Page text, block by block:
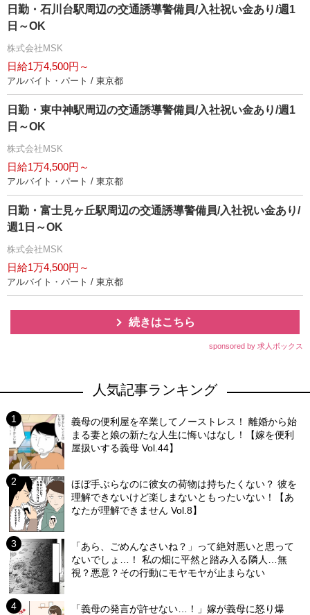
日勤・石川台駅周辺の交通誘導警備員/入社祝い金あり/週1
日～OK
株式会社MSK
日給1万4,500円～
アルバイト・パート / 東京都
日勤・東中神駅周辺の交通誘導警備員/入社祝い金あり/週1
日～OK
株式会社MSK
日給1万4,500円～
アルバイト・パート / 東京都
日勤・富士見ヶ丘駅周辺の交通誘導警備員/入社祝い金あり/
週1日～OK
株式会社MSK
日給1万4,500円～
アルバイト・パート / 東京都
続きはこちら
sponsored by 求人ボックス
人気記事ランキング
義母の便利屋を卒業してノーストレス！ 離婚から始
まる妻と娘の新たな人生に悔いはなし！【嫁を便利
屋扱いする義母 Vol.44】
ほぼ手ぶらなのに彼女の荷物は持ちたくない？ 彼を
理解できないけど楽しまないともったいない！【あ
なたが理解できません Vol.8】
「あら、ごめんなさいね？」って絶対悪いと思って
ないでしょ…！ 私の畑に平然と踏み入る隣人…無
視？悪意？その行動にモヤモヤが止まらない
「義母の発言が許せない…！」嫁が義母に怒り爆